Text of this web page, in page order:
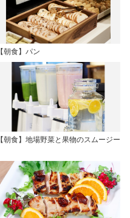
【朝食】パン
【朝食】地場野菜と果物のスムージー